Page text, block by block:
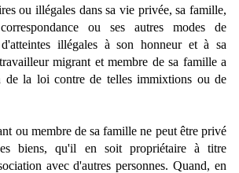
ou illégales dans sa vie privée, sa famille,
ou ses autres modes de
illégales à son honneur et à sa
migrant et membre de sa famille a
de la loi contre de telles immixtions ou de
ou membre de sa famille ne peut être privé
biens, qu'il en soit propriétaire à titre
avec d'autres personnes. Quand, en